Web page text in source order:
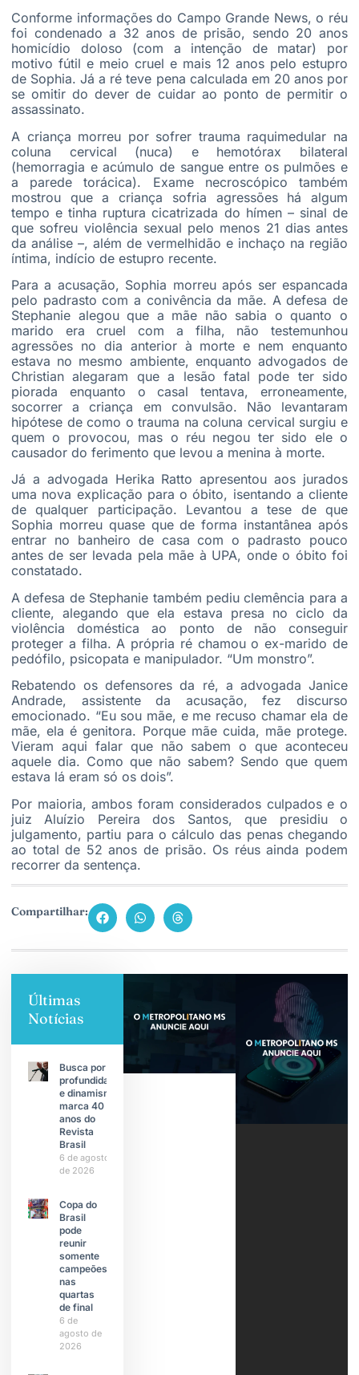
Conforme informações do Campo Grande News, o réu
foi condenado a 32 anos de prisão, sendo 20 anos
homicídio doloso (com a intenção de matar) por
motivo fútil e meio cruel e mais 12 anos pelo estupro
de Sophia. Já a ré teve pena calculada em 20 anos por
se omitir do dever de cuidar ao ponto de permitir o
assassinato.
A criança morreu por sofrer trauma raquimedular na
coluna cervical (nuca) e hemotórax bilateral
(hemorragia e acúmulo de sangue entre os pulmões e
a parede torácica). Exame necroscópico também
mostrou que a criança sofria agressões há algum
tempo e tinha ruptura cicatrizada do hímen – sinal de
que sofreu violência sexual pelo menos 21 dias antes
da análise –, além de vermelhidão e inchaço na região
íntima, indício de estupro recente.
Para a acusação, Sophia morreu após ser espancada
pelo padrasto com a conivência da mãe. A defesa de
Stephanie alegou que a mãe não sabia o quanto o
marido era cruel com a filha, não testemunhou
agressões no dia anterior à morte e nem enquanto
estava no mesmo ambiente, enquanto advogados de
Christian alegaram que a lesão fatal pode ter sido
piorada enquanto o casal tentava, erroneamente,
socorrer a criança em convulsão. Não levantaram
hipótese de como o trauma na coluna cervical surgiu e
quem o provocou, mas o réu negou ter sido ele o
causador do ferimento que levou a menina à morte.
Já a advogada Herika Ratto apresentou aos jurados
uma nova explicação para o óbito, isentando a cliente
de qualquer participação. Levantou a tese de que
Sophia morreu quase que de forma instantânea após
entrar no banheiro de casa com o padrasto pouco
antes de ser levada pela mãe à UPA, onde o óbito foi
constatado.
A defesa de Stephanie também pediu clemência para a
cliente, alegando que ela estava presa no ciclo da
violência doméstica ao ponto de não conseguir
proteger a filha. A própria ré chamou o ex-marido de
pedófilo, psicopata e manipulador. “Um monstro”.
Rebatendo os defensores da ré, a advogada Janice
Andrade, assistente da acusação, fez discurso
emocionado. “Eu sou mãe, e me recuso chamar ela de
mãe, ela é genitora. Porque mãe cuida, mãe protege.
Vieram aqui falar que não sabem o que aconteceu
aquele dia. Como que não sabem? Sendo que quem
estava lá eram só os dois”.
Por maioria, ambos foram considerados culpados e o
juiz Aluízio Pereira dos Santos, que presidiu o
julgamento, partiu para o cálculo das penas chegando
ao total de 52 anos de prisão. Os réus ainda podem
recorrer da sentença.
Compartilhar:
Últimas
Notícias
Busca por
profundidade
e dinamismo
marca 40
anos do
Revista
Brasil
6 de agosto
de 2026
Copa do
Brasil
pode
reunir
somente
campeões
nas
quartas
de final
6 de
agosto de
2026